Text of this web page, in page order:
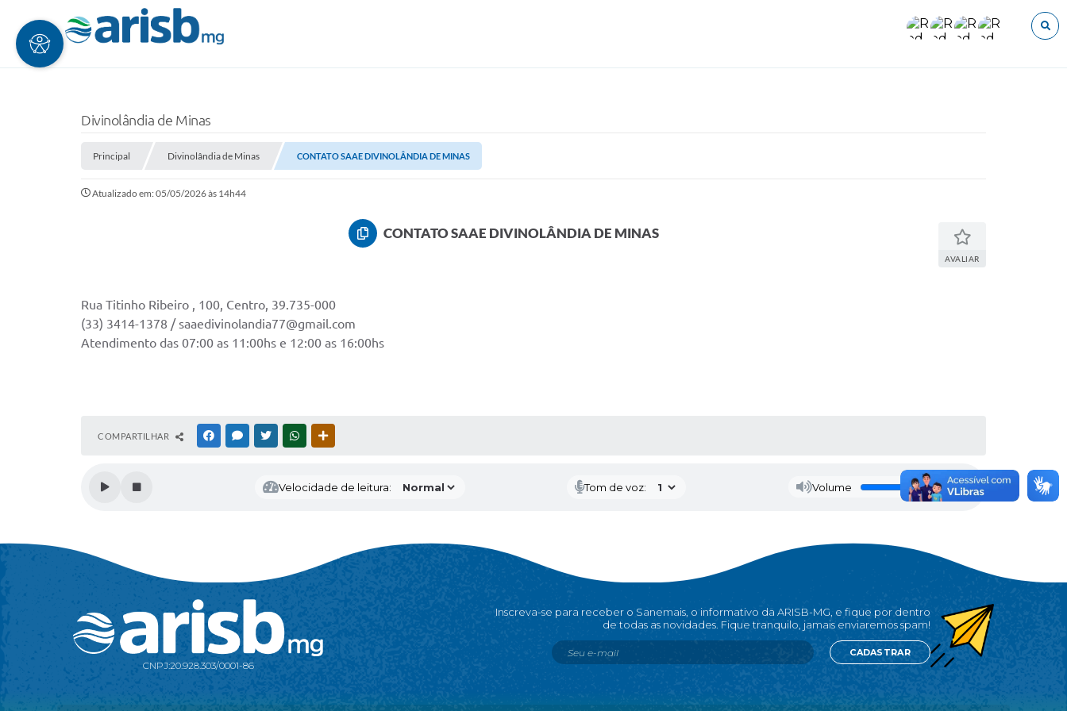
O que voce procura?
Divinolândia de Minas
Principal Divinolândia de Minas CONTATO SAAE DIVINOLÂNDIA DE MINAS
Atualizado em: 05/05/2026 às 14h44
CONTATO SAAE DIVINOLÂNDIA DE MINAS
AVALIAR
Rua Titinho Ribeiro , 100, Centro, 39.735-000
(33) 3414-1378 / saaedivinolandia77@gmail.com
Atendimento das 07:00 as 11:00hs e 12:00 as 16:00hs
COMPARTILHAR FACEBOOKMESSENGER
TWITTERWHATSAPP
Velocidade de leitura: Tom de voz: Volume
CNPJ:20.928.303/0001-86
Inscreva-se para receber o Sanemais, o informativo da ARISB-MG, e fique por dentro
de todas as novidades. Fique tranquilo, jamais enviaremos spam!
CADASTRAR